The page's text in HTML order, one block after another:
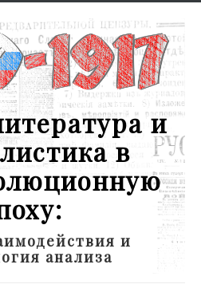
и
в
и
анализа